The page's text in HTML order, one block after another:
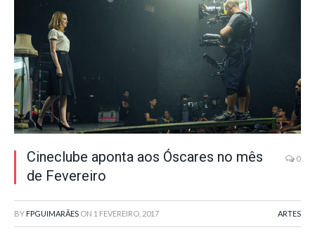
Cineclube aponta aos Óscares no mês
de Fevereiro
0
BY FPGUIMARÃES ON 1 FEVEREIRO, 2017 ARTES